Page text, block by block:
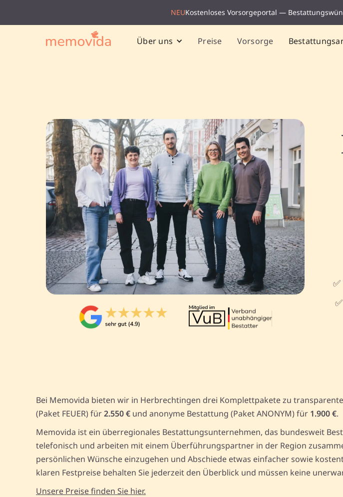
NEUKostenloses Vorsorgeportal —
Über uns Preise Vorsorge
Bei Memovida bieten wir in Herbrechtingen drei Komplettpakete zu
(Paket FEUER) für2.550 € und anonyme Bestattung (Paket ANONYM) für 1.900 €.
Memovida ist ein überregionales Bestattungsunternehmen, das bundesweit
telefonisch und arbeiten mit einem Überführungspartner in der Region
persönlichen Wünsche einzugehen und Abschiede etwas einfacher sowie
klaren Festpreise behalten Sie jederzeit den Überblick und müssen keine
Unsere Preise finden Sie hier.